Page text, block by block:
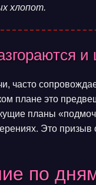
хлопот.
и
часто
плане это
планы
Это призыв
по